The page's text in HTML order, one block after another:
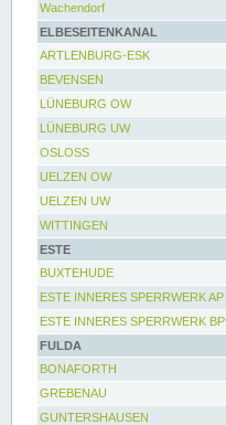
Wachendorf
ELBESEITENKANAL
ARTLENBURG-ESK
BEVENSEN
LÜNEBURG OW
LÜNEBURG UW
OSLOSS
UELZEN OW
UELZEN UW
WITTINGEN
ESTE
BUXTEHUDE
ESTE INNERES SPERRWERK AP
ESTE INNERES SPERRWERK BP
FULDA
BONAFORTH
GREBENAU
GUNTERSHAUSEN